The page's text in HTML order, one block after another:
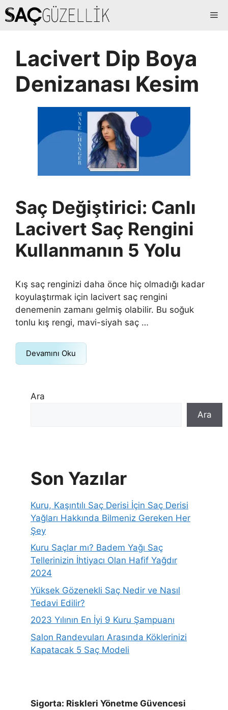
İçeriğe
atla
Lacivert Dip Boya
Denizanası Kesim
Saç Değiştirici: Canlı
Lacivert Saç Rengini
Kullanmanın 5 Yolu
Kış saç renginizi daha önce hiç olmadığı kadar
koyulaştırmak için lacivert saç rengini
denemenin zamanı gelmiş olabilir. Bu soğuk
tonlu kış rengi, mavi-siyah saç …
Devamını Oku
Ara
Ara
Son Yazılar
Kuru, Kaşıntılı Saç Derisi İçin Saç Derisi
Yağları Hakkında Bilmeniz Gereken Her
Şey
Kuru Saçlar mı? Badem Yağı Saç
Tellerinizin İhtiyacı Olan Hafif Yağdır
2024
Yüksek Gözenekli Saç Nedir ve Nasıl
Tedavi Edilir?
2023 Yılının En İyi 9 Kuru Şampuanı
Salon Randevuları Arasında Köklerinizi
Kapatacak 5 Saç Modeli
Sigorta: Riskleri Yönetme Güvencesi